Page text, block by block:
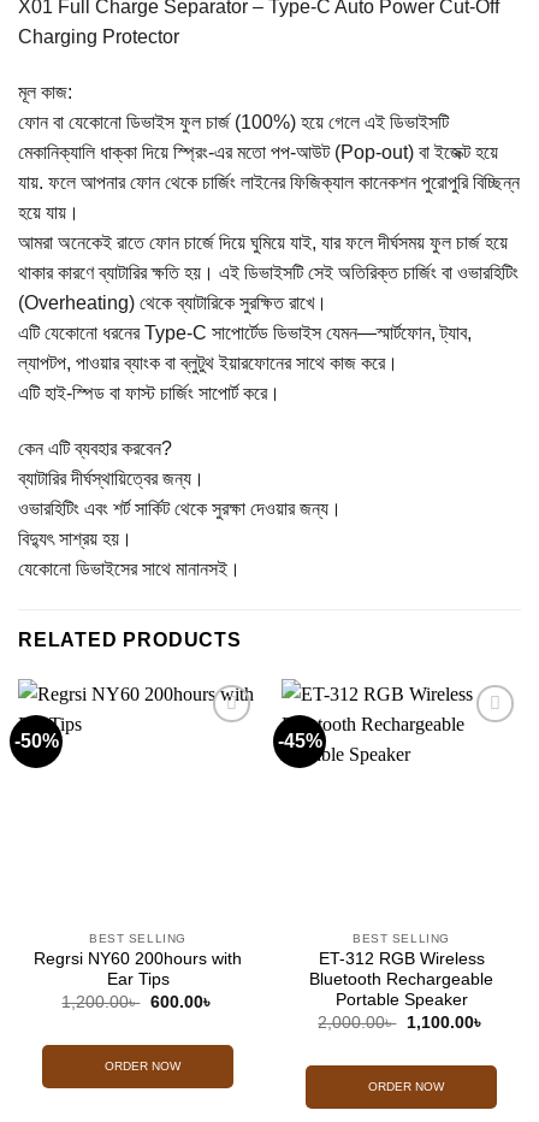
X01 Full Charge Separator – Type-C Auto Power Cut-Off
Charging Protector
মূল কাজ:
ফোন বা যেকোনো ডিভাইস ফুল চার্জ (100%) হয়ে গেলে এই ডিভাইসটি
মেকানিক্যালি ধাক্কা দিয়ে স্প্রিং-এর মতো পপ-আউট (Pop-out) বা ইজেক্ট হয়ে
যায়. ফলে আপনার ফোন থেকে চার্জিং লাইনের ফিজিক্যাল কানেকশন পুরোপুরি বিচ্ছিন্ন
হয়ে যায়।
আমরা অনেকেই রাতে ফোন চার্জে দিয়ে ঘুমিয়ে যাই, যার ফলে দীর্ঘসময় ফুল চার্জ হয়ে
থাকার কারণে ব্যাটারির ক্ষতি হয়। এই ডিভাইসটি সেই অতিরিক্ত চার্জিং বা ওভারহিটিং
(Overheating) থেকে ব্যাটারিকে সুরক্ষিত রাখে।
এটি যেকোনো ধরনের Type-C সাপোর্টেড ডিভাইস যেমন—স্মার্টফোন, ট্যাব,
ল্যাপটপ, পাওয়ার ব্যাংক বা ব্লুটুথ ইয়ারফোনের সাথে কাজ করে।
এটি হাই-স্পিড বা ফাস্ট চার্জিং সাপোর্ট করে।
কেন এটি ব্যবহার করবেন?
ব্যাটারির দীর্ঘস্থায়িত্বের জন্য।
ওভারহিটিং এবং শর্ট সার্কিট থেকে সুরক্ষা দেওয়ার জন্য।
বিদ্যুৎ সাশ্রয় হয়।
যেকোনো ডিভাইসের সাথে মানানসই।
RELATED PRODUCTS
-50%
BEST SELLING
Regrsi NY60 200hours with
Ear Tips
1,200.00৳ Original
1,200.00৳ .
600.00৳
600.00৳ .
ORDER NOW
-45%
BEST SELLING
ET-312 RGB Wireless
Bluetooth Rechargeable
Portable Speaker
2,000.00৳
Original
2,000.00৳ .
1,100.00৳
ORDER NOW